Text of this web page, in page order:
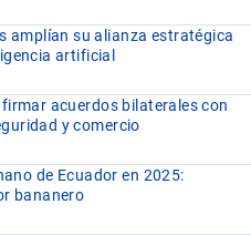
amplían su alianza estratégica
artificial
acuerdos bilaterales con
y comercio
de Ecuador en 2025:
bananero